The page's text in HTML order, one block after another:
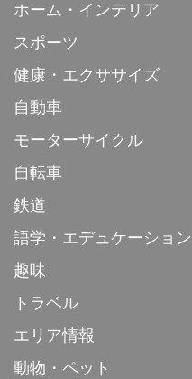
ホーム・インテリア
スポーツ
健康・エクササイズ
自動車
モーターサイクル
自転車
鉄道
語学・エデュケーション
趣味
トラベル
エリア情報
動物・ペット